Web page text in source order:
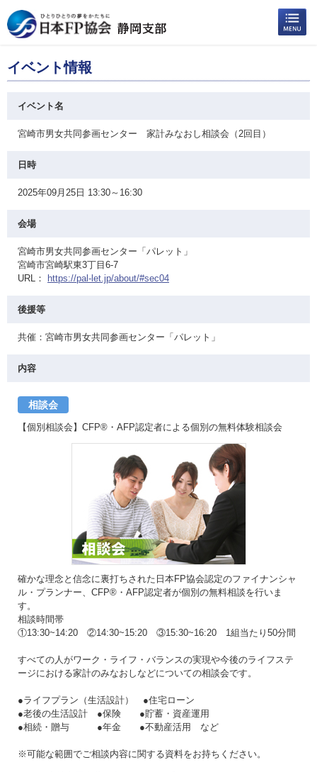
イベント情報
イベント名
宮崎市男女共同参画センター 家計みなおし相談会（2回目）
日時
2025年09月25日 13:30～16:30
会場
宮崎市男女共同参画センター「パレット」
宮崎市宮崎駅東3丁目6-7
URL：
https://pal-let.jp/about/#sec04
後援等
共催：宮崎市男女共同参画センター「パレット」
内容
相談会
【個別相談会】CFP®・AFP認定者による個別の無料体験相談会
確かな理念と信念に裏打ちされた日本FP協会認定のファイナンシャ
ル・プランナー、CFP®・AFP認定者が個別の無料相談を行いま
す。
相談時間帯
①13:30~14:20 ②14:30~15:20 ③15:30~16:20 1組当たり50分間
すべての人がワーク・ライフ・バランスの実現や今後のライフステ
ージにおける家計のみなおしなどについての相談会です。
●ライフプラン（生活設計） ●住宅ローン
●老後の生活設計 ●保険 ●貯蓄・資産運用
●相続・贈与 ●年金 ●不動産活用 など
※可能な範囲でご相談内容に関する資料をお持ちください。